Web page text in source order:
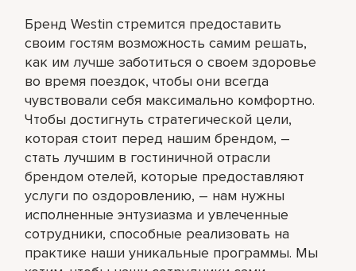
Бренд Westin стремится предоставить
своим гостям возможность самим решать,
как им лучше заботиться о своем здоровье
во время поездок, чтобы они всегда
чувствовали себя максимально комфортно.
Чтобы достигнуть стратегической цели,
которая стоит перед нашим брендом, –
стать лучшим в гостиничной отрасли
брендом отелей, которые предоставляют
услуги по оздоровлению, – нам нужны
исполненные энтузиазма и увлеченные
сотрудники, способные реализовать на
практике наши уникальные программы. Мы